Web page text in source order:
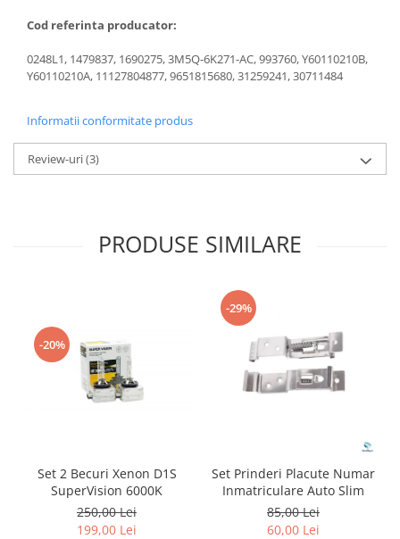
Cod referinta producator:
0248L1, 1479837, 1690275, 3M5Q-6K271-AC, 993760, Y60110210B,
Y60110210A, 11127804877, 9651815680, 31259241, 30711484
Informatii conformitate produs
Review-uri(3)
PRODUSE SIMILARE
-20%
Set 2 Becuri Xenon D1S
SuperVision 6000K
250,00 Lei
199,00 Lei
-29%
Set Prinderi Placute Numar
Inmatriculare Auto Slim
85,00 Lei
60,00 Lei